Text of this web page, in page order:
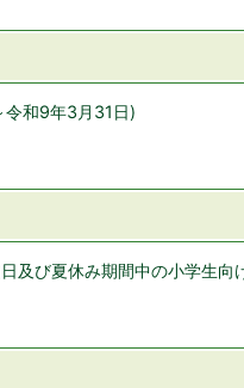
和9年3月31日)
及び夏休み期間中の小学生向